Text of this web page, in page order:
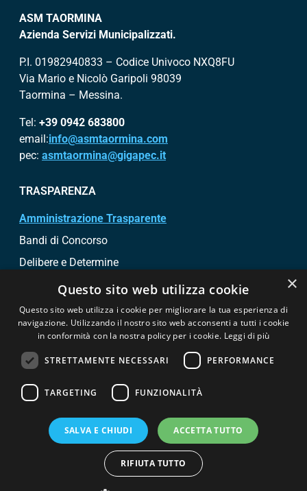
ASM TAORMINA
Azienda Servizi Municipalizzati.
P.I. 01982940833 – Codice Univoco NXQ8FU
Via Mario e Nicolò Garipoli 98039
Taormina – Messina.
Tel: +39 0942 683800
email:info@asmtaormina.com
pec: asmtaormina@gigapec.it
TRASPARENZA
Amministrazione Trasparente
Bandi di Concorso
Delibere e Determine
Bandi di gara e contratti
SEGUICI SU
© Copyright 2026 - ASM Taormina
Informative Privacy
×
Questo sito web utilizza cookie
Questo sito web utilizza i cookie per migliorare la tua esperienza di
navigazione. Utilizzando il nostro sito web acconsenti a tutti i cookie
in conformità con la nostra policy per i cookie. Leggi di più
STRETTAMENTE NECESSARI PERFORMANCE
TARGETING FUNZIONALITÀ
SALVA E CHIUDI ACCETTA TUTTO
RIFIUTA TUTTO